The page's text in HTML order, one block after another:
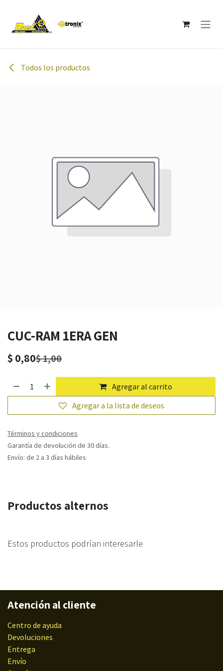
Todos los productos
CUC-RAM 1ERA GEN
$ 0,80$1,00
Agregar al carrito
Agregar a la lista de deseos
Términos y condiciones
Garantía de devolución de 30 días.
Envío: de 2 a 3 días hábiles
Productos alternos
Estos productos podrían interesarle
Atención al cliente
Centro de ayuda
Devoluciones
Entrega
Envío